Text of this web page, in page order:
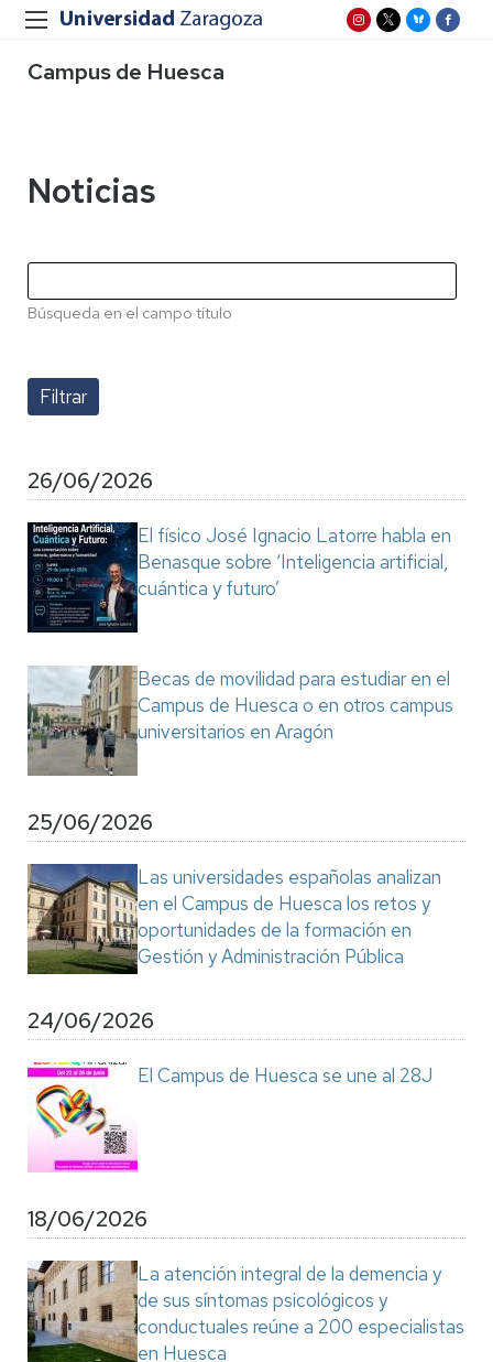
Campus de Huesca
Noticias
Búsqueda en el campo título
26/06/2026
El físico José Ignacio Latorre habla en
Benasque sobre ‘Inteligencia artificial,
cuántica y futuro’
Becas de movilidad para estudiar en el
Campus de Huesca o en otros campus
universitarios en Aragón
25/06/2026
Las universidades españolas analizan
en el Campus de Huesca los retos y
oportunidades de la formación en
Gestión y Administración Pública
24/06/2026
El Campus de Huesca se une al 28J
18/06/2026
La atención integral de la demencia y
de sus síntomas psicológicos y
conductuales reúne a 200 especialistas
en Huesca